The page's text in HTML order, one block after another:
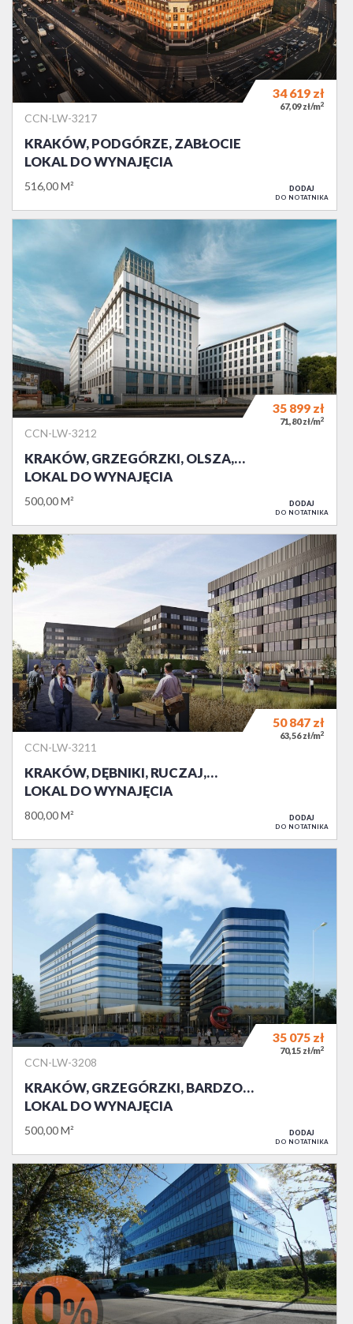
CCN-LW-3217
KRAKÓW, PODGÓRZE, ZABŁOCIE
LOKAL DO WYNAJĘCIA
516,00 M²
34 619 zł
67,09 zł/m2
DODAJ
DO NOTATNIKA
CCN-LW-3212
KRAKÓW, GRZEGÓRZKI, OLSZA,…
LOKAL DO WYNAJĘCIA
500,00 M²
35 899 zł
71,80 zł/m2
DODAJ
DO NOTATNIKA
CCN-LW-3211
KRAKÓW, DĘBNIKI, RUCZAJ,…
LOKAL DO WYNAJĘCIA
800,00 M²
50 847 zł
63,56 zł/m2
DODAJ
DO NOTATNIKA
CCN-LW-3208
KRAKÓW, GRZEGÓRZKI, BARDZO…
LOKAL DO WYNAJĘCIA
500,00 M²
35 075 zł
70,15 zł/m2
DODAJ
DO NOTATNIKA